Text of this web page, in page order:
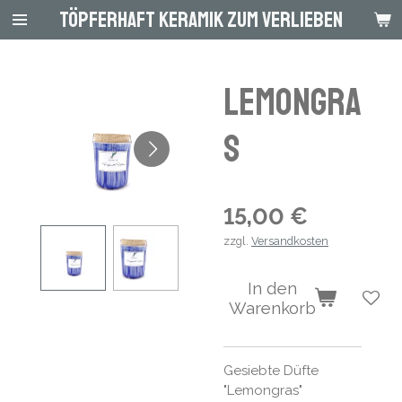
Zum
Hauptinhalt
Töpferhaft Keramik zum Verlieben
Lemongra
s
15,00 €
zzgl. Versandkosten
In den
Warenkorb
Gesiebte Düfte
"Lemongras"